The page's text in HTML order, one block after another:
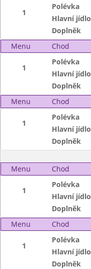
1
Polévka
Hlavní jídlo
Doplněk
Menu
Chod
1
Polévka
Hlavní jídlo
Doplněk
Menu
Chod
1
Polévka
Hlavní jídlo
Doplněk
Menu Chod
1
Polévka
Hlavní jídlo
Doplněk
Menu
Chod
1
Polévka
Hlavní jídlo
Doplněk